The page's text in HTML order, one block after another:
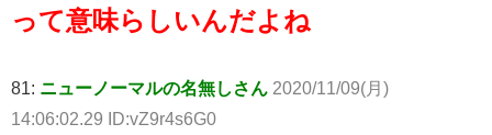
って意味らしいんだよね
81: ニューノーマルの名無しさん 2020/11/09(月)
14:06:02.29 ID:vZ9r4s6G0